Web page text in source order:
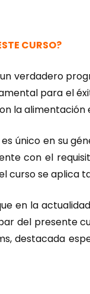
CURSO?
verdadero
para el
la alimentación
único en su
con el
curso se aplica
en la
del presente
destacada